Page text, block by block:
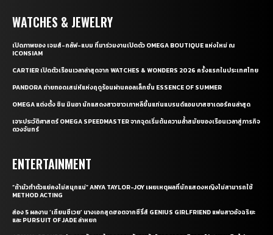
WATCHES & JEWELRY
เปิดภาพของ เจมส์-กลัฟ-แบม ที่มาร่วมงานเปิดตัว OMEGA BOUTIQUE แห่งใหม่ ณ
ICONSIAM
CARTIER เปิดตัวเรือนเวลาล่าสุดจาก WATCHES & WONDERS 2026 ครั้งแรกในประเทศไทย
PANDORA ถ่ายทอดเสน่ห์แห่งฤดูร้อนผ่านคอลเล็กชั่น ESSENCE OF SUMMER
OMEGA แต่งตั้ง ชิน มินอา นักแสดงสาวชาวเกาหลีขึ้นแท่นแบรนด์แอมบาสซาเดอร์คนล่าสุด
เจาะประวัติศาสตร์ OMEGA SPEEDMASTER จากจุดเริ่มต้นความล้ำสมัยของเรือนเวลาสู่ภารกิจ
ดวงจันทร์
ENTERTAINMENT
“ถ้ามัวทำตัวแย่คงไม่สนุกแน่” ANYA TAYLOR-JOY เผยเหตุผลที่นักแสดงหญิงไม่สามารถใช้
METHOD ACTING
ส่อง 5 ผลงาน ‘เถียนซีเวย’ นางเอกสุดฮอตจากซีรี่ส์ GENIUS GIRLFRIEND แฟนสาวอัจฉริยะ
และ PURSUIT OF JADE ล่าหยก